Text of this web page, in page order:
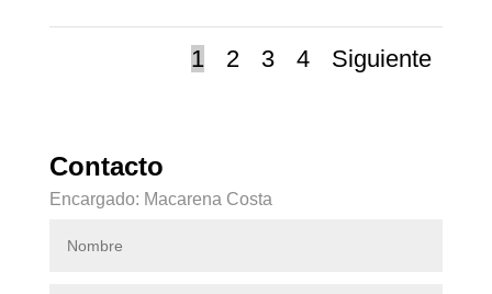
1 2 3 4 Siguiente
Contacto
Encargado: Macarena Costa